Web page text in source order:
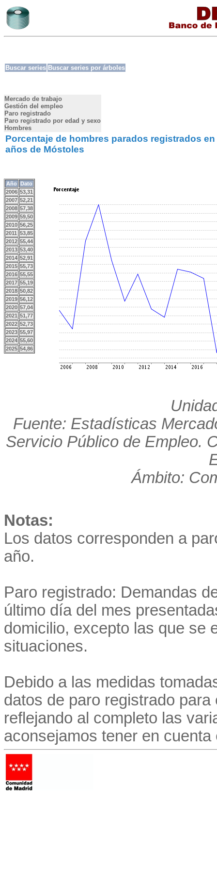
Buscar series Buscar series por árboles
Mercado de trabajo
Gestión del empleo
Paro registrado
Paro registrado por edad y sexo
Hombres
Porcentaje de hombres parados registrados
años de Móstoles
Año
Dato
2006 53,31
2007 52,21
2008 57,38
2009 59,50
2010 56,25
2011 53,85
2012 55,44
2013 53,40
2014 52,91
2015 55,73
2016 55,55
2017 55,19
2018 50,82
2019 56,12
2020 57,04
2021 51,77
2022 52,73
2023 55,97
2024 55,60
2025 54,86
Fuente: Estadísticas
Servicio Público de Empleo.
Ámbito:
Notas:
Los datos corresponden a
año.
Paro registrado: Demandas
último día del mes
domicilio, excepto las que se
situaciones.
Debido a las medidas
datos de paro registrado
reflejando al completo las
aconsejamos tener en